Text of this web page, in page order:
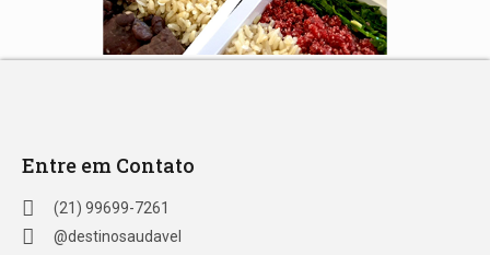
Entre em Contato
(21) 99699-7261
@destinosaudavel